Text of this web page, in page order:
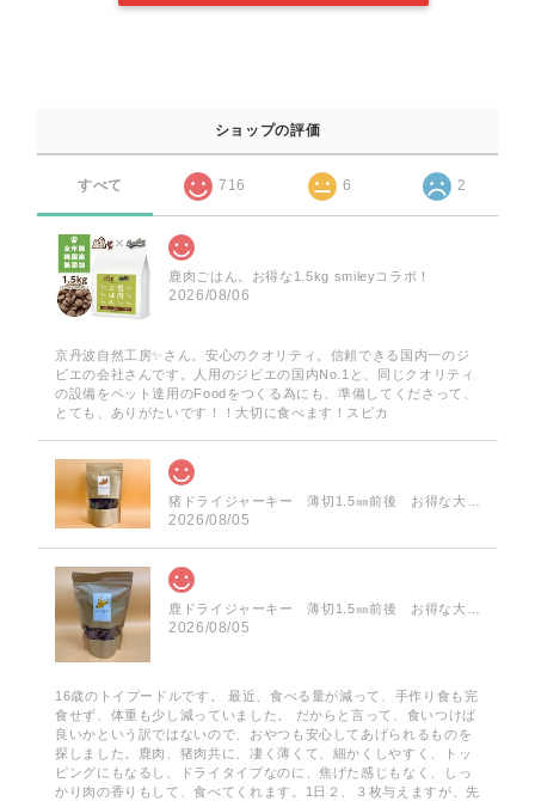
ショップの評価
すべて 716 6 2
鹿肉ごはん。お得な1.5kg smileyコラボ！
2026/08/06
京丹波自然工房✨️さん。安心のクオリティ。信頼できる国内一のジ
ビエの会社さんです。人用のジビエの国内No.1と、同じクオリティ
の設備をペット達用のFoodをつくる為にも、準備してくださって、
とても、ありがたいです！！大切に食べます！スピカ
2026/08/05
2026/08/05
16歳のトイプードルです。 最近、食べる量が減って、手作り食も完
食せず、体重も少し減っていました。 だからと言って、食いつけば
良いかという訳ではないので、おやつも安心してあげられるものを
探しました。鹿肉、猪肉共に、凄く薄くて、細かくしやすく、トッ
ピングにもなるし、ドライタイプなのに、焦げた感じもなく、しっ
かり肉の香りもして、食べてくれます。1日２、３枚与えますが、先